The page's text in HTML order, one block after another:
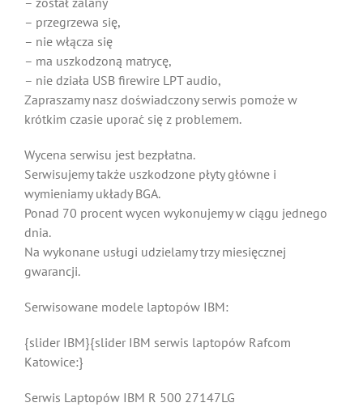
– przegrzewa się,
– nie włącza się
– ma uszkodzoną matrycę,
– nie działa USB firewire LPT audio,
Zapraszamy nasz doświadczony serwis pomoże w
krótkim czasie uporać się z problemem.
Wycena serwisu jest bezpłatna.
Serwisujemy także uszkodzone płyty główne i
wymieniamy układy BGA.
Ponad 70 procent wycen wykonujemy w ciągu jednego
dnia.
Na wykonane usługi udzielamy trzy miesięcznej
gwarancji.
Serwisowane modele laptopów IBM:
{slider IBM}{slider IBM serwis laptopów Rafcom
Katowice:}
Serwis Laptopów IBM R 500 27147LG